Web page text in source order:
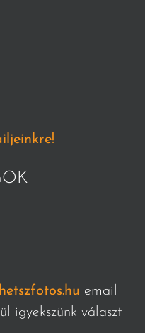
email
igyekszünk választ